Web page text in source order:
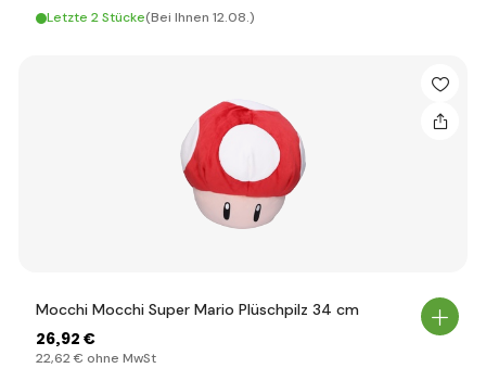
Letzte 2 Stücke(Bei Ihnen 12.08.)
Mocchi Mocchi Super Mario Plüschpilz 34 cm
26,92 €
22,62 € ohne MwSt